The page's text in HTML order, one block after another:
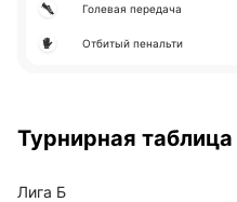
Голевая передача
Отбитый пенальти
Турнирная таблица
Лига Б